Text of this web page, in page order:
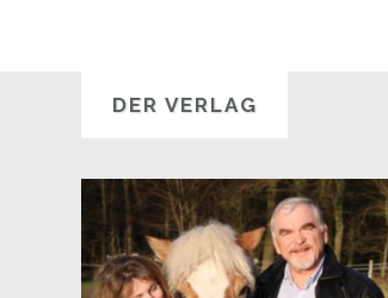
DER VERLAG